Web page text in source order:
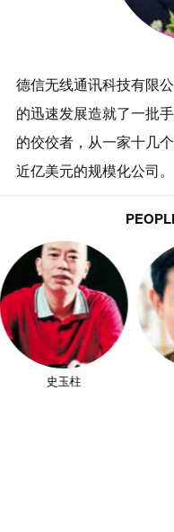
德信无线通讯科技有限
的迅速发展造就了一批
的佼佼者，从一家十几
近亿美元的规模化公司。
史玉柱